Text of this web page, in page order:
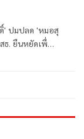
ธ. ยืนหยัดเพื่อ